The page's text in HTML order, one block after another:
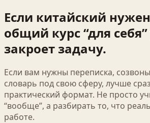
Если китайский
общий курс “для
закроет задачу.
Если вам нужны переписка,
словарь под свою сферу, лучше
практический формат. Не просто
“вообще”, а разбирать то, что
работе.